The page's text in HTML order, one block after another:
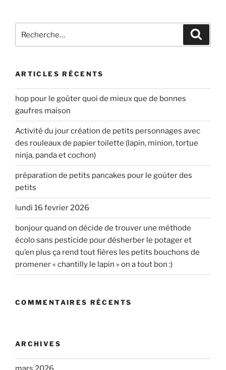
pour
ARTICLES RÉCENTS
hop pour le goûter quoi de mieux que de bonnes
gaufres maison
Activité du jour création de petits personnages avec
des rouleaux de papier toilette (lapin, minion, tortue
ninja, panda et cochon)
préparation de petits pancakes pour le goûter des
petits
lundi 16 fevrier 2026
bonjour quand on décide de trouver une méthode
écolo sans pesticide pour désherber le potager et
qu’en plus ça rend tout fières les petits bouchons de
promener « chantilly le lapin » on a tout bon :)
COMMENTAIRES RÉCENTS
ARCHIVES